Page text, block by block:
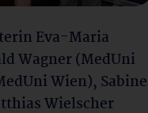
Eva-Maria
Wagner (MedUni
Wien), Sabine
Wielscher